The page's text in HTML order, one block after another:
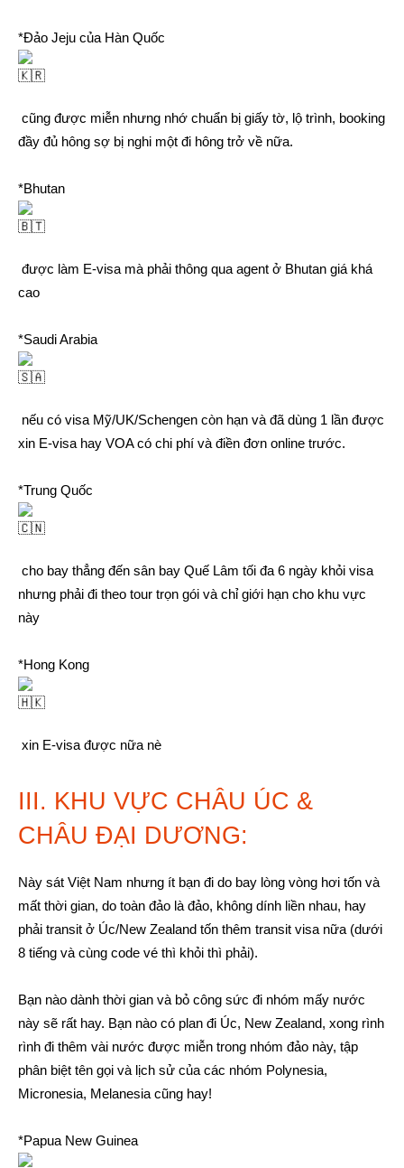
*Đảo Jeju của Hàn Quốc
cũng được miễn nhưng nhớ chuẩn bị giấy tờ, lộ trình, booking
đầy đủ hông sợ bị nghi một đi hông trở về nữa.
*Bhutan
được làm E-visa mà phải thông qua agent ở Bhutan giá khá
cao
*Saudi Arabia
nếu có visa Mỹ/UK/Schengen còn hạn và đã dùng 1 lần được
xin E-visa hay VOA có chi phí và điền đơn online trước.
*Trung Quốc
cho bay thẳng đến sân bay Quế Lâm tối đa 6 ngày khỏi visa
nhưng phải đi theo tour trọn gói và chỉ giới hạn cho khu vực
này
*Hong Kong
xin E-visa được nữa nè
III. KHU VỰC CHÂU ÚC &
CHÂU ĐẠI DƯƠNG:
Này sát Việt Nam nhưng ít bạn đi do bay lòng vòng hơi tốn và
mất thời gian, do toàn đảo là đảo, không dính liền nhau, hay
phải transit ở Úc/New Zealand tốn thêm transit visa nữa (dưới
8 tiếng và cùng code vé thì khỏi thì phải).
Bạn nào dành thời gian và bỏ công sức đi nhóm mấy nước
này sẽ rất hay. Bạn nào có plan đi Úc, New Zealand, xong rình
rình đi thêm vài nước được miễn trong nhóm đảo này, tập
phân biệt tên gọi và lịch sử của các nhóm Polynesia,
Micronesia, Melanesia cũng hay!
*Papua New Guinea